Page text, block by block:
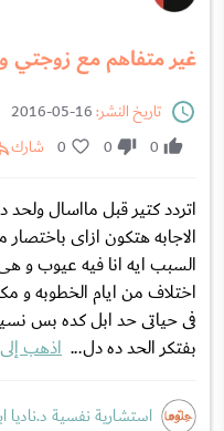
غير متفاهم مع زوجتي
تاريخ النشر:
0
0
0 شارك
اتردد كتير قبل مااسال
الاجابه هتكون ازاى
السبب ايه انا فيه عيوب و
اختلاف من ايام الخطوبه و
فى حياتى حد ابل كده بس
بفتكر الحد ده دل... اذهب
استشارية نفسية د.ناديا